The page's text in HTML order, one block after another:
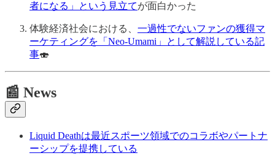
者になる」という見立てが面白かった
体験経済社会における、 一過性でないファンの獲得マ
ーケティングを「Neo-Umami」として解説している記
事🍣
📰 News
Liquid Deathは最近スポーツ領域でのコラボやパートナ
ーシップを提携している